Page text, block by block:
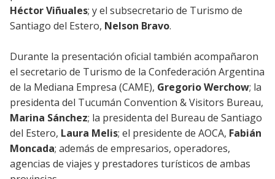
Héctor Viñuales; y el subsecretario de Turismo de
Santiago del Estero, Nelson Bravo.
Durante la presentación oficial también acompañaron
el secretario de Turismo de la Confederación Argentina
de la Mediana Empresa (CAME), Gregorio Werchow; la
presidenta del Tucumán Convention & Visitors Bureau,
Marina Sánchez; la presidenta del Bureau de Santiago
del Estero, Laura Melis; el presidente de AOCA, Fabián
Moncada; además de empresarios, operadores,
agencias de viajes y prestadores turísticos de ambas